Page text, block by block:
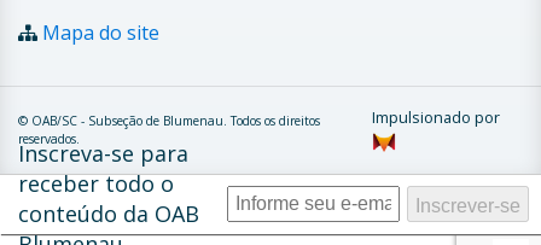
Mapa do site
© OAB/SC - Subseção de Blumenau. Todos os direitos
reservados.
Impulsionado por
Inscreva-se para
receber todo o
conteúdo da OAB